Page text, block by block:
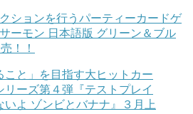
ションを行うパーティーカードゲ
ーモン 日本語版 グリーン＆ブル
！！